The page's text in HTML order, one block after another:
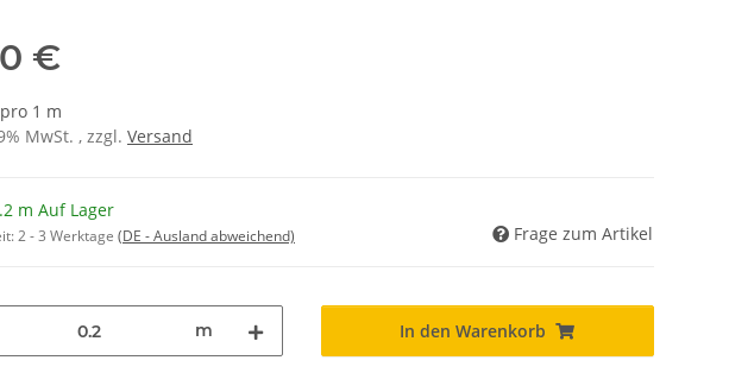
€
1 m
MwSt. , zzgl. Versand
m Auf Lager
2 - 3 Werktage (DE - Ausland abweichend) Frage zum Artikel
m In den Warenkorb